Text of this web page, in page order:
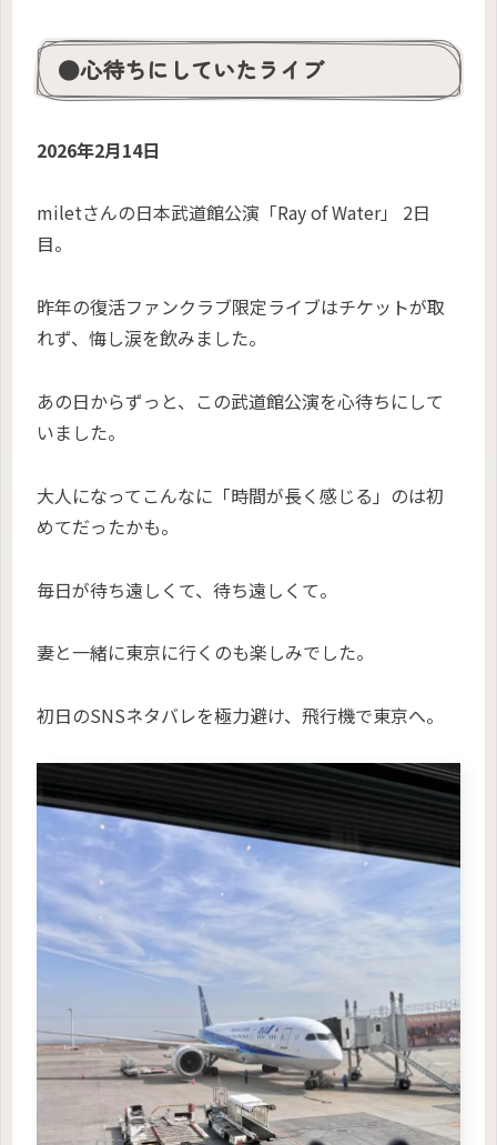
●心待ちにしていたライブ
2026年2月14日
miletさんの日本武道館公演「Ray of Water」 2日
目。
昨年の復活ファンクラブ限定ライブはチケットが取
れず、悔し涙を飲みました。
あの日からずっと、この武道館公演を心待ちにして
いました。
大人になってこんなに「時間が長く感じる」のは初
めてだったかも。
毎日が待ち遠しくて、待ち遠しくて。
妻と一緒に東京に行くのも楽しみでした。
初日のSNSネタバレを極力避け、飛行機で東京へ。